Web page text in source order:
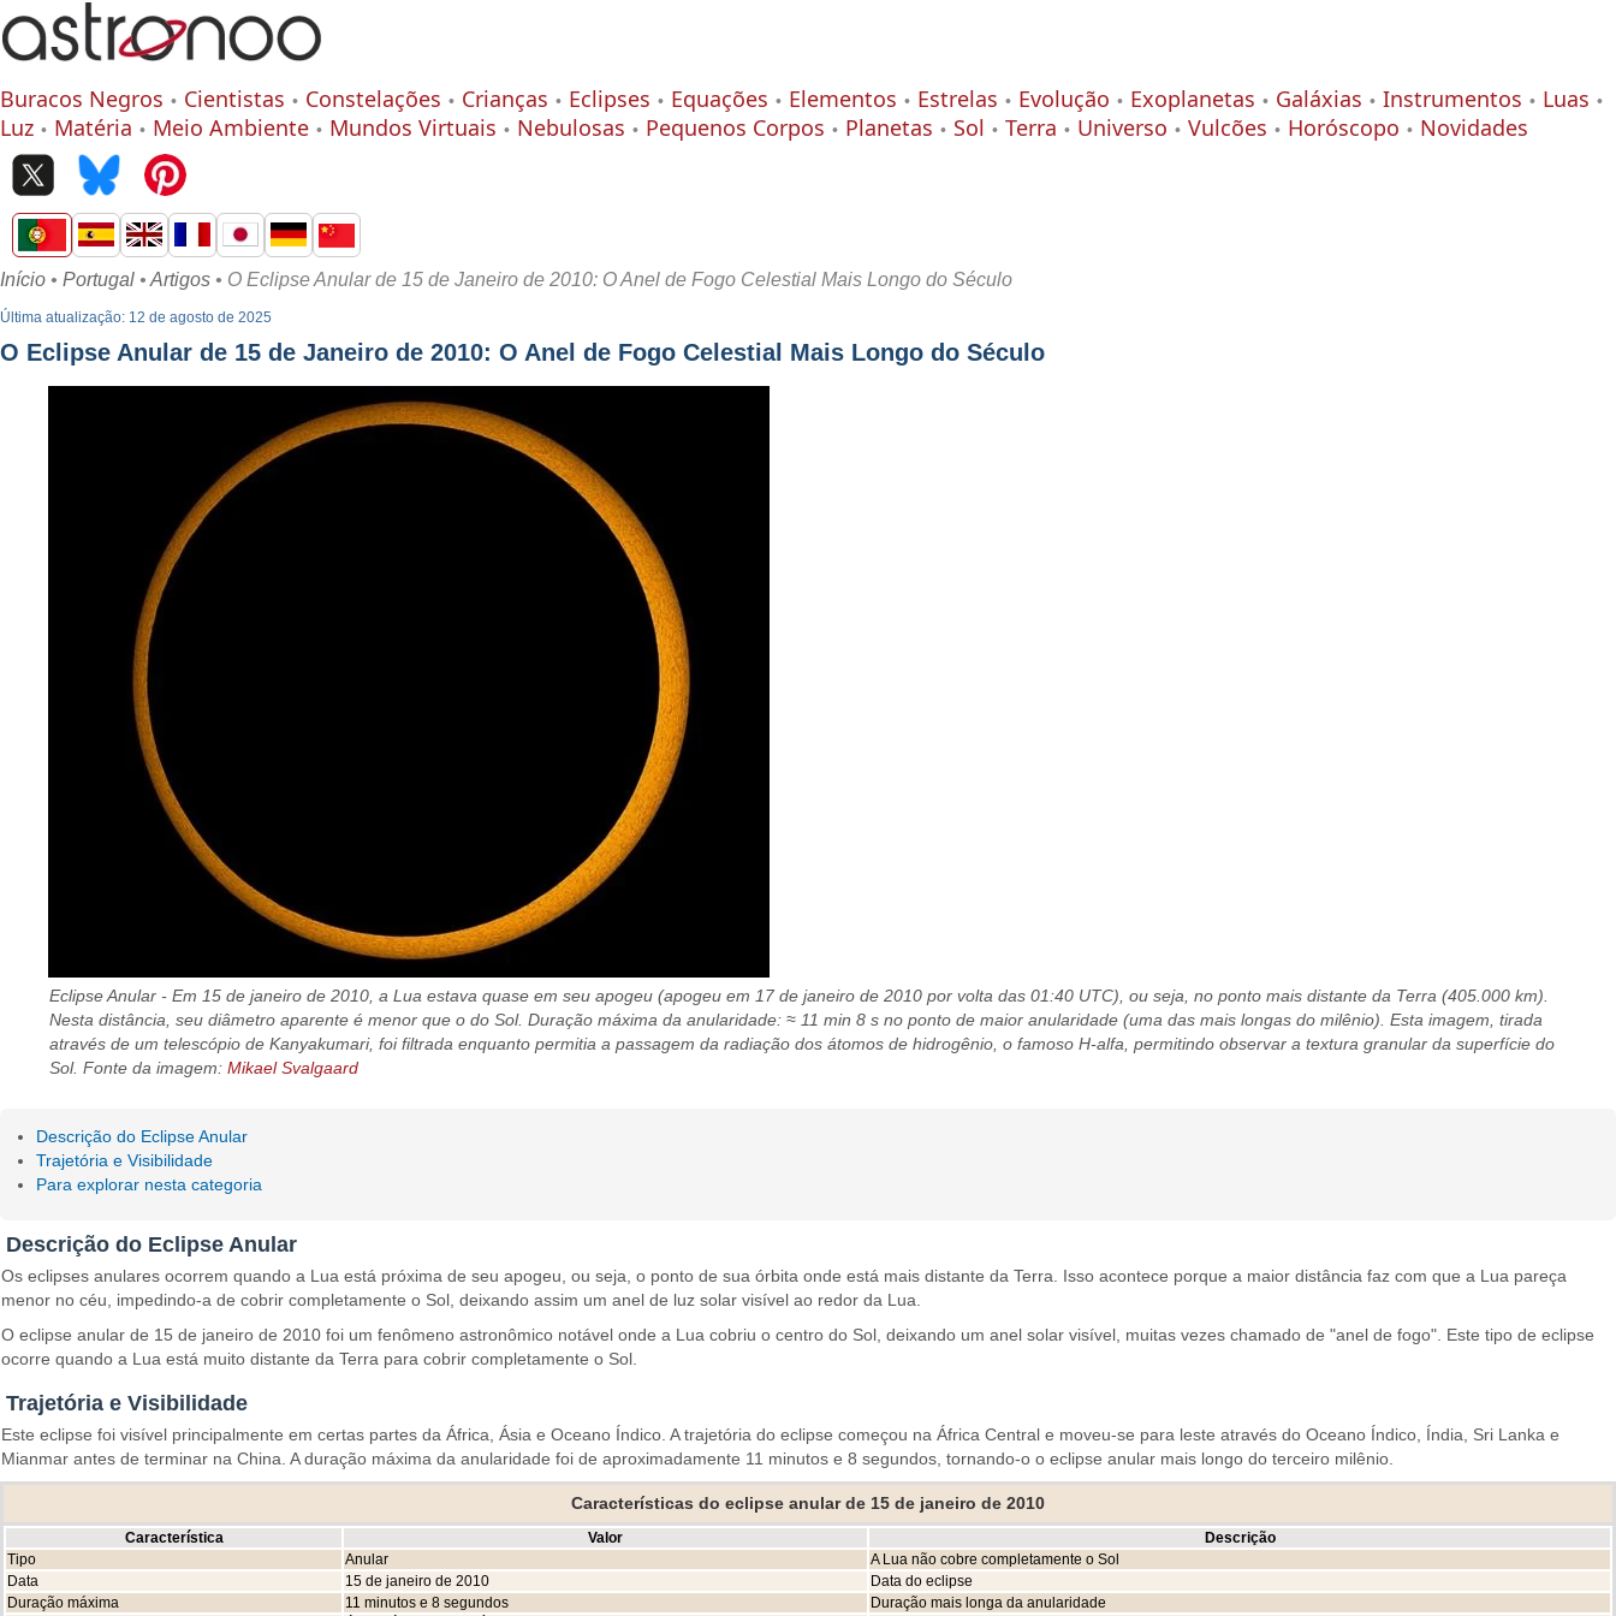
Buracos Negros Cientistas Constelações Crianças Eclipses Equações Elementos Estrelas Evolução Exoplanetas Galáxias Instrumentos
Luas
Luz
Matéria Meio Ambiente Mundos Virtuais Nebulosas Pequenos Corpos Planetas Sol Terra Universo Vulcões Horóscopo Novidades
Início • Portugal • Artigos • O Eclipse Anular de 15 de Janeiro de 2010: O Anel de Fogo Celestial Mais Longo do Século
Última atualização: 12 de agosto de 2025
O Eclipse Anular de 15 de Janeiro de 2010: O Anel de Fogo Celestial Mais Longo do Século
Eclipse Anular - Em 15 de janeiro de 2010, a Lua estava quase em seu apogeu (apogeu em 17 de janeiro de 2010 por volta das 01:40 UTC), ou seja, no ponto mais distante da Terra (405.000 km).
Nesta distância, seu diâmetro aparente é menor que o do Sol. Duração máxima da anularidade: ≈ 11 min 8 s no ponto de maior anularidade (uma das mais longas do milênio). Esta imagem, tirada
através de um telescópio de Kanyakumari, foi filtrada enquanto permitia a passagem da radiação dos átomos de hidrogênio, o famoso H-alfa, permitindo observar a textura granular da superfície do
Sol. Fonte da imagem:Mikael Svalgaard
Descrição do Eclipse Anular
Trajetória e Visibilidade
Para explorar nesta categoria
Descrição do Eclipse Anular
Os eclipses anulares ocorrem quando a Lua está próxima de seu apogeu, ou seja, o ponto de sua órbita onde está mais distante da Terra. Isso acontece porque a maior distância faz com que a Lua pareça
menor no céu, impedindo-a de cobrir completamente o Sol, deixando assim um anel de luz solar visível ao redor da Lua.
O eclipse anular de 15 de janeiro de 2010 foi um fenômeno astronômico notável onde a Lua cobriu o centro do Sol, deixando um anel solar visível, muitas vezes chamado de "anel de fogo". Este tipo de eclipse
ocorre quando a Lua está muito distante da Terra para cobrir completamente o Sol.
Trajetória e Visibilidade
Este eclipse foi visível principalmente em certas partes da África, Ásia e Oceano Índico. A trajetória do eclipse começou na África Central e moveu-se para leste através do Oceano Índico, Índia, Sri Lanka e
Mianmar antes de terminar na China. A duração máxima da anularidade foi de aproximadamente 11 minutos e 8 segundos, tornando-o o eclipse anular mais longo do terceiro milênio.
Características do eclipse anular de 15 de janeiro de 2010
Característica Valor
Descrição
Tipo
Anular
A Lua não cobre completamente o Sol
Data
15 de janeiro de 2010
Data do eclipse
Duração máxima
11 minutos e 8 segundos
Duração mais longa da anularidade